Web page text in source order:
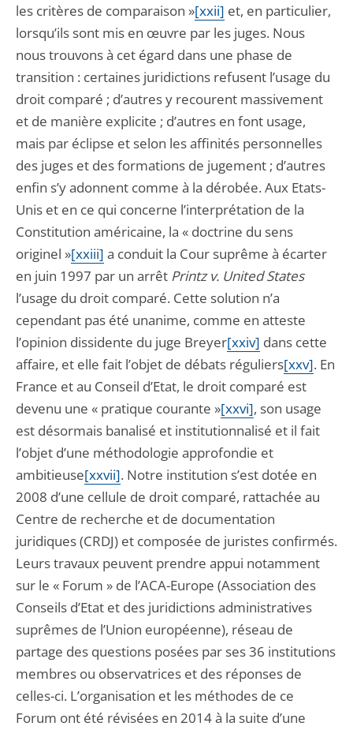
les critères de comparaison »[xxii] et, en particulier,
lorsqu’ils sont mis en œuvre par les juges. Nous
nous trouvons à cet égard dans une phase de
transition : certaines juridictions refusent l’usage du
droit comparé ; d’autres y recourent massivement
et de manière explicite ; d’autres en font usage,
mais par éclipse et selon les affinités personnelles
des juges et des formations de jugement ; d’autres
enfin s’y adonnent comme à la dérobée. Aux Etats-
Unis et en ce qui concerne l’interprétation de la
Constitution américaine, la « doctrine du sens
originel »[xxiii] a conduit la Cour suprême à écarter
en juin 1997 par un arrêt Printz v. United States
l’usage du droit comparé. Cette solution n’a
cependant pas été unanime, comme en atteste
l’opinion dissidente du juge Breyer[xxiv] dans cette
affaire, et elle fait l’objet de débats réguliers[xxv]. En
France et au Conseil d’Etat, le droit comparé est
devenu une « pratique courante »[xxvi], son usage
est désormais banalisé et institutionnalisé et il fait
l’objet d’une méthodologie approfondie et
ambitieuse[xxvii]. Notre institution s’est dotée en
2008 d’une cellule de droit comparé, rattachée au
Centre de recherche et de documentation
juridiques (CRDJ) et composée de juristes confirmés.
Leurs travaux peuvent prendre appui notamment
sur le « Forum » de l’ACA-Europe (Association des
Conseils d’Etat et des juridictions administratives
suprêmes de l’Union européenne), réseau de
partage des questions posées par ses 36 institutions
membres ou observatrices et des réponses de
celles-ci. L’organisation et les méthodes de ce
Forum ont été révisées en 2014 à la suite d’une